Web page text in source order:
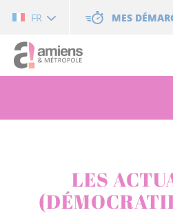
FR MES
LES